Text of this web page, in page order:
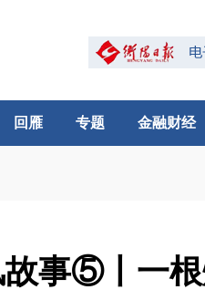
回雁 专题 金融财经
故事⑤丨一